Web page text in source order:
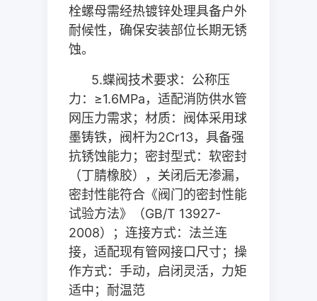
栓螺母需经热镀锌处理具备户外
耐候性，确保安装部位长期无锈
蚀。
5.蝶阀技术要求：公称压
力：≥1.6MPa，适配消防供水管
网压力需求；材质：阀体采用球
墨铸铁，阀杆为2Cr13，具备强
抗锈蚀能力；密封型式：软密封
（丁腈橡胶），关闭后无渗漏，
密封性能符合《阀门的密封性能
试验方法》（GB/T 13927-
2008）；连接方式：法兰连
接，适配现有管网接口尺寸；操
作方式：手动，启闭灵活，力矩
适中；耐温范